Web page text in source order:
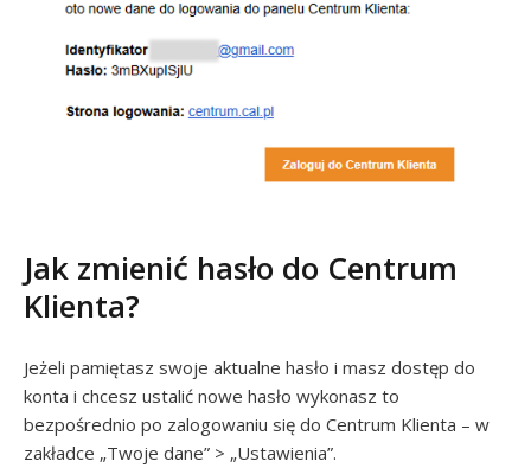
Jak zmienić hasło do Centrum
Klienta?
Jeżeli pamiętasz swoje aktualne hasło i masz dostęp do
konta i chcesz ustalić nowe hasło wykonasz to
bezpośrednio po zalogowaniu się do Centrum Klienta – w
zakładce „Twoje dane” > „Ustawienia”.